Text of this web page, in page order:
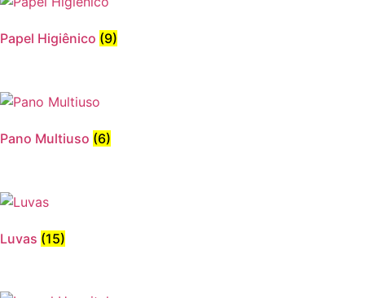
Papel Higiênico (9)
Pano Multiuso (6)
Luvas (15)